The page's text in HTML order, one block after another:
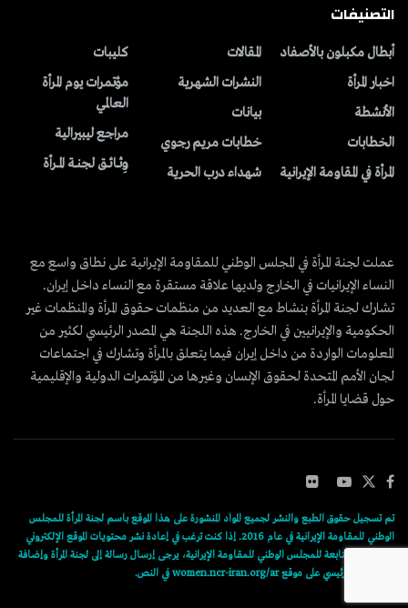
التصنيفات
أبطال مكبلون بالأصفاد
اخبار المرأة
الأنشطة
الخطابات
المرأة في المقاومة الإيرانية
المقالات
النشرات الشهریة
بیانات
خطابات مريم رجوي
شهداء درب الحرية
کلیبات
مؤتمرات يوم المرأة
العالمي
مراجع ليبيرالية
وِثــائــق لجنــة المــرأة
عملت لجنة المرأة في المجلس الوطني للمقاومة الإيرانية على نطاق واسع مع
النساء الإيرانيات في الخارج ولديها علاقة مستقرة مع النساء داخل إيران.
تشارك لجنة المرأة بنشاط مع العديد من منظمات حقوق المرأة والمنظمات غير
الحكومية والإيرانيين في الخارج. هذه اللجنة هي المصدر الرئيسي لكثير من
المعلومات الواردة من داخل إيران فيما يتعلق بالمرأة وتشارك في اجتماعات
لجان الأمم المتحدة لحقوق الإنسان وغيرها من المؤتمرات الدولية والإقليمية
حول قضايا المرأة.
تم تسجيل حقوق الطبع والنشر لجميع المواد المنشورة على هذا الموقع باسم لجنة المرأة للمجلس
الوطني للمقاومة الإيرانية في عام 2016. إذا كنت ترغب في إعادة نشر محتويات الموقع الإلكتروني
للجنة المرأة التابعة للمجلس الوطني للمقاومة الإيرانية، يرجى إرسال رسالة إلى لجنة المرأة وإضافة
رابط المقال الرئيسي على موقع women.ncr-iran.org/ar في النص.